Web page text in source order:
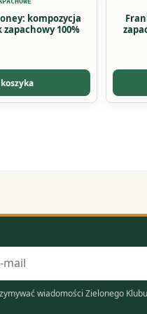
kompozycja
100%
wiadomości Zielonego